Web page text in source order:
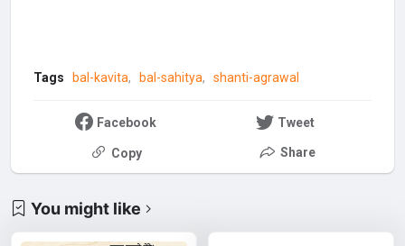
Tags bal-kavita bal-sahitya shanti-agrawal
Facebook Tweet
Copy Share
You might like